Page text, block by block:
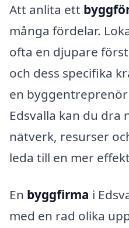
Att anlita ett
många fördelar.
ofta en djupare
och dess specifika
en
Edsvalla kan du dra
nätverk, resurser
leda till en mer
En byggfirma i
med en rad olika